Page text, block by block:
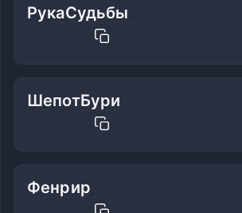
РукаСудьбы
ШепотБури
Фенрир